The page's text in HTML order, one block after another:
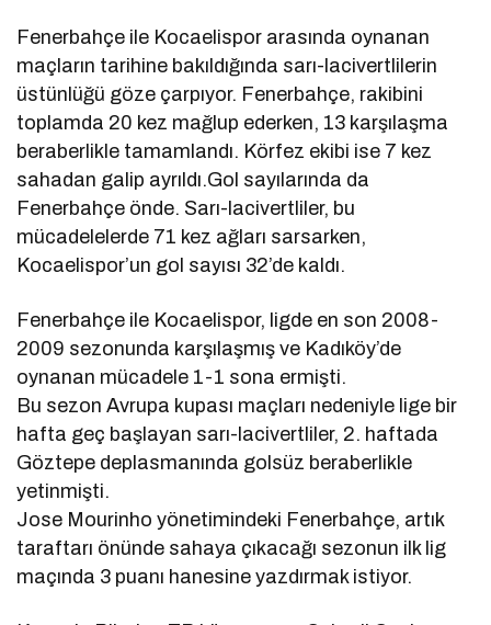
Fenerbahçe ile Kocaelispor arasında oynanan
maçların tarihine bakıldığında sarı-lacivertlilerin
üstünlüğü göze çarpıyor. Fenerbahçe, rakibini
toplamda 20 kez mağlup ederken, 13 karşılaşma
beraberlikle tamamlandı. Körfez ekibi ise 7 kez
sahadan galip ayrıldı.Gol sayılarında da
Fenerbahçe önde. Sarı-lacivertliler, bu
mücadelelerde 71 kez ağları sarsarken,
Kocaelispor’un gol sayısı 32’de kaldı.
Fenerbahçe ile Kocaelispor, ligde en son 2008-
2009 sezonunda karşılaşmış ve Kadıköy’de
oynanan mücadele 1-1 sona ermişti.
Bu sezon Avrupa kupası maçları nedeniyle lige bir
hafta geç başlayan sarı-lacivertliler, 2. haftada
Göztepe deplasmanında golsüz beraberlikle
yetinmişti.
Jose Mourinho yönetimindeki Fenerbahçe, artık
taraftarı önünde sahaya çıkacağı sezonun ilk lig
maçında 3 puanı hanesine yazdırmak istiyor.